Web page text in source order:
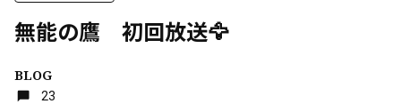
無能の鷹 初回放送🦅
BLOG
23